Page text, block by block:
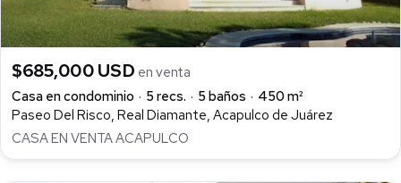
$685,000 USD en venta
Casa en condominio
5 recs. 5 baños
450 m²
Paseo Del Risco, Real Diamante, Acapulco de Juárez
CASA EN VENTA ACAPULCO